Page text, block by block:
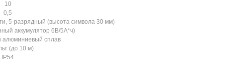
10
0,5
5-разрядный (высота символа 30 мм)
аккумулятор 6В/5А*ч)
алюминиевый сплав
(до 10 м)
IP54